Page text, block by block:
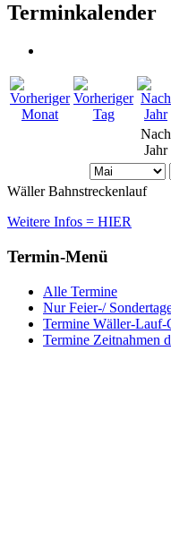
Terminkalender
Nach
Jahr
Wäller Bahnstreckenlauf
Weitere Infos = HIER
Termin-Menü
Alle Termine
Nur Feier-/
Termine Wäller-Lauf-
Termine Zeitnahmen